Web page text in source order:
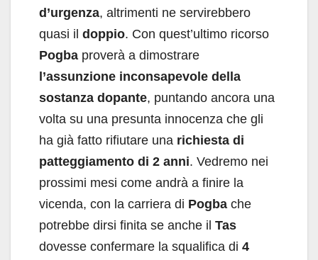
d’urgenza, altrimenti ne servirebbero
quasi il doppio. Con quest’ultimo ricorso
Pogba proverà a dimostrare
l’assunzione inconsapevole della
sostanza dopante, puntando ancora una
volta su una presunta innocenza che gli
ha già fatto rifiutare una richiesta di
patteggiamento di 2 anni. Vedremo nei
prossimi mesi come andrà a finire la
vicenda, con la carriera di Pogba che
potrebbe dirsi finita se anche il Tas
dovesse confermare la squalifica di 4